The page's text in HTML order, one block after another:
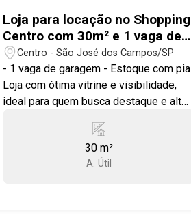
Loja para locação no Shopping
Centro com 30m² e 1 vaga de
garagem - Centro
Centro - São José dos Campos/SP
- 1 vaga de garagem - Estoque com pia
Loja com ótima vitrine e visibilidade,
ideal para quem busca destaque e alto
banheiro feminino, o que garante uma
boa circulação de pessoas no corredor.
Ótima localização, no Centro da cidade,
30 m²
A. Útil